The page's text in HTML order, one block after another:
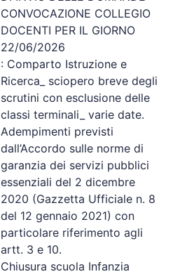
CONVOCAZIONE COLLEGIO
DOCENTI PER IL GIORNO
22/06/2026
: Comparto Istruzione e
Ricerca_ sciopero breve degli
scrutini con esclusione delle
classi terminali_ varie date.
Adempimenti previsti
dall’Accordo sulle norme di
garanzia dei servizi pubblici
essenziali del 2 dicembre
2020 (Gazzetta Ufficiale n. 8
del 12 gennaio 2021) con
particolare riferimento agli
artt. 3 e 10.
Chiusura scuola Infanzia